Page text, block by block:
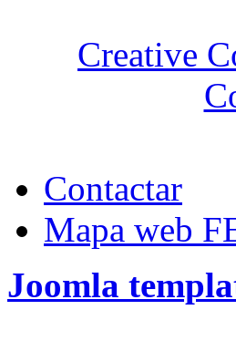
Creative
Contactar
Mapa web
Joomla